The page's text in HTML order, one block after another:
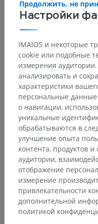
Настройки
Продолжить, не
IMAIOS и некоторые
cookie или подобные
измерения
анализировать и
характеристики
персональные
о навигации,
уникальные
обрабатываются в
улучшение опыта
контента, продуктов
аудитории,
отображение
измерение
привлекательности
дополнительной
политикой